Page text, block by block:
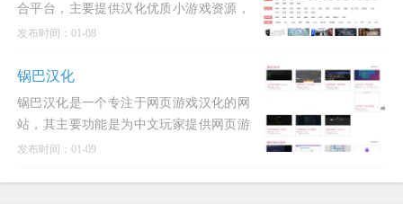
合平台，主要提供汉化优质小游戏资源，
同时为独立游戏作者提供作品发布的机
合玩家在空闲时间消磨时间，无需长时间
投入或复杂操作，即可体验到简
发布时间：01-08
锅巴汉化
锅巴汉化是一个专注于网页游戏汉化的网
站，其主要功能是为中文玩家提供网页游
戏的本地化服务。锅巴汉化团队通过开发
发布时间：01-09